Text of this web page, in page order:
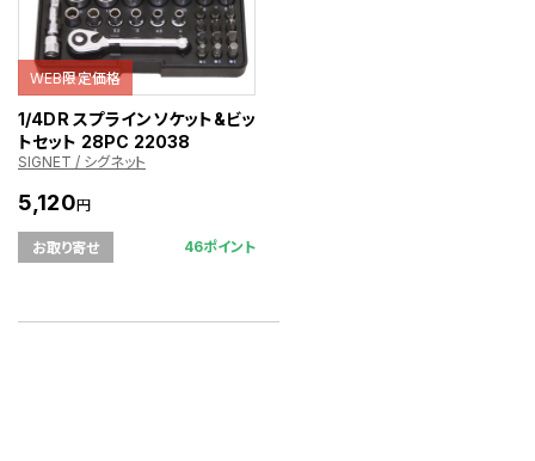
WEB限定価格
1/4DR スプラインソケット&ビッ
トセット 28PC 22038
SIGNET / シグネット
5,120円
お取り寄せ 46ポイント